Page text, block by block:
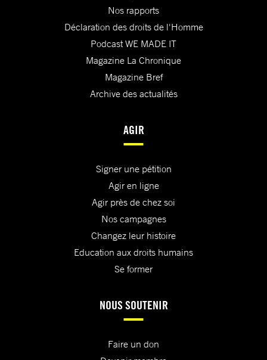
Nos rapports
Déclaration des droits de l'Homme
Podcast WE MADE IT
Magazine La Chronique
Magazine Bref
Archive des actualités
AGIR
Signer une pétition
Agir en ligne
Agir près de chez soi
Nos campagnes
Changez leur histoire
Education aux droits humains
Se former
NOUS SOUTENIR
Faire un don